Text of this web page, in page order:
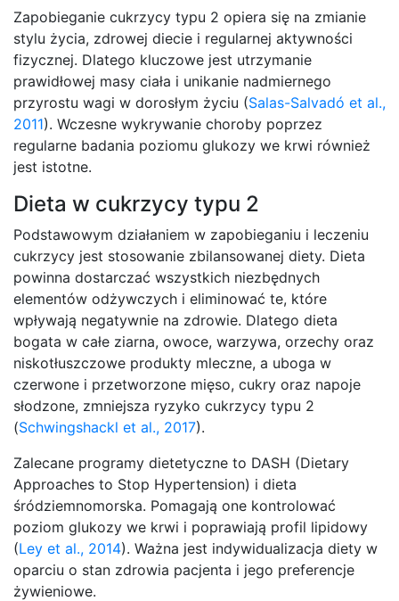
Zapobieganie cukrzycy typu 2 opiera się na zmianie
stylu życia, zdrowej diecie i regularnej aktywności
fizycznej. Dlatego kluczowe jest utrzymanie
prawidłowej masy ciała i unikanie nadmiernego
przyrostu wagi w dorosłym życiu (Salas-Salvadó et al.,
2011). Wczesne wykrywanie choroby poprzez
regularne badania poziomu glukozy we krwi również
jest istotne.
Dieta w cukrzycy typu 2
Podstawowym działaniem w zapobieganiu i leczeniu
cukrzycy jest stosowanie zbilansowanej diety. Dieta
powinna dostarczać wszystkich niezbędnych
elementów odżywczych i eliminować te, które
wpływają negatywnie na zdrowie. Dlatego dieta
bogata w całe ziarna, owoce, warzywa, orzechy oraz
niskotłuszczowe produkty mleczne, a uboga w
czerwone i przetworzone mięso, cukry oraz napoje
słodzone, zmniejsza ryzyko cukrzycy typu 2
(Schwingshackl et al., 2017).
Zalecane programy dietetyczne to DASH (Dietary
Approaches to Stop Hypertension) i dieta
śródziemnomorska. Pomagają one kontrolować
poziom glukozy we krwi i poprawiają profil lipidowy
(Ley et al., 2014). Ważna jest indywidualizacja diety w
oparciu o stan zdrowia pacjenta i jego preferencje
żywieniowe.